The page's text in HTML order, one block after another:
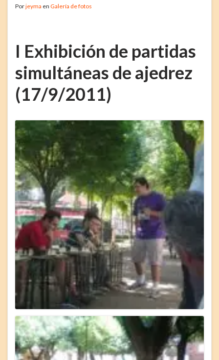
Porjeyma en Galería de fotos
I Exhibición de partidas
simultáneas de ajedrez
(17/9/2011)